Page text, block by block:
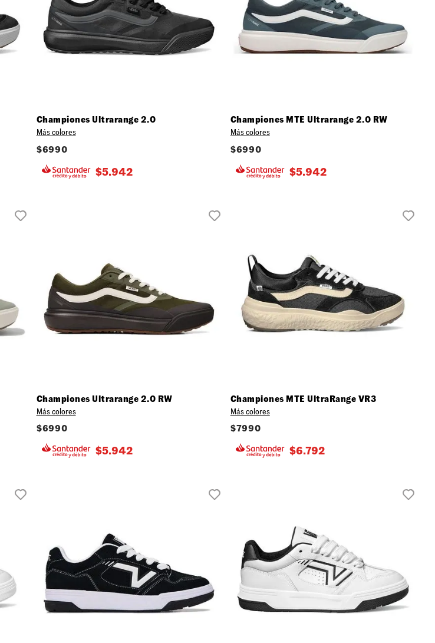
Championes Ultrarange 2.0
Más colores
$6990
$5.942
Championes MTE Ultrarange 2.0 RW
Más colores
$6990
$5.942
Championes Ultrarange 2.0 RW
Más colores
$6990
$5.942
Championes MTE UltraRange VR3
Más colores
$7990
$6.792